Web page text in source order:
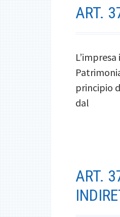
ART.
principio
dal
ART.